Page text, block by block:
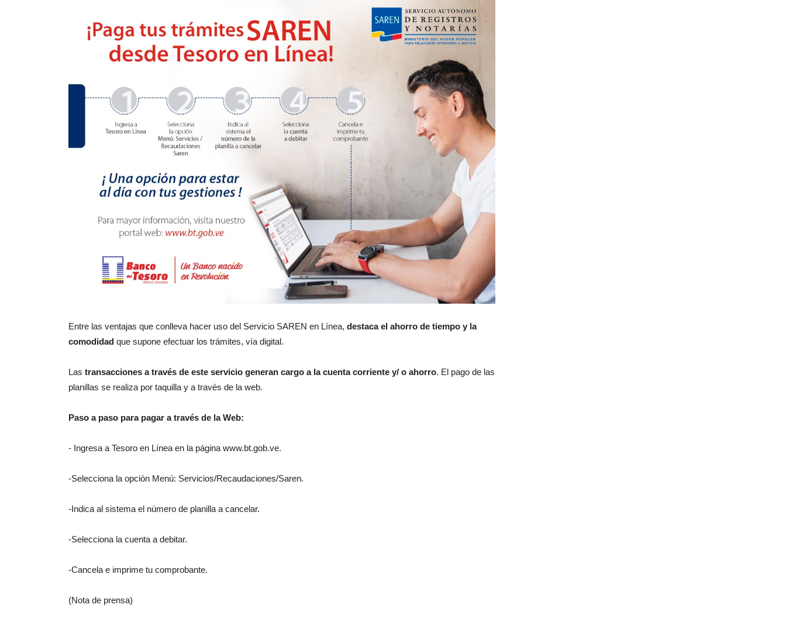
Entre las ventajas que conlleva hacer uso del Servicio SAREN en Línea, destaca el ahorro de tiempo y la
comodidad que supone efectuar los trámites, vía digital.
Las transacciones a través de este servicio generan cargo a la cuenta corriente y/ o ahorro. El pago de las
planillas se realiza por taquilla y a través de la web.
Paso a paso para pagar a través de la Web:
- Ingresa a Tesoro en Línea en la página www.bt.gob.ve.
-Selecciona la opción Menú: Servicios/Recaudaciones/Saren.
-Indica al sistema el número de planilla a cancelar.
-Selecciona la cuenta a debitar.
-Cancela e imprime tu comprobante.
(Nota de prensa)